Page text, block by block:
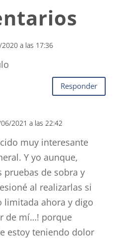
a las 17:36
Responder
2021 a las 22:42
muy interesante
Y yo aunque,
pruebas de sobra y
al realizarlas si
limitada ahora y digo
de mí…! porque
estoy teniendo dolor